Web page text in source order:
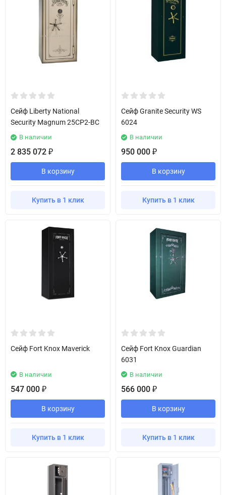
Сейф Liberty National
Security Magnum 25CP2-BC
В наличии
2 835 072 ₽
В корзину
Купить в 1 клик
Сейф Granite Security WS
6024
В наличии
950 000 ₽
В корзину
Купить в 1 клик
Сейф Fort Knox Maverick
В наличии
547 000 ₽
В корзину
Купить в 1 клик
Сейф Fort Knox Guardian
6031
В наличии
566 000 ₽
В корзину
Купить в 1 клик